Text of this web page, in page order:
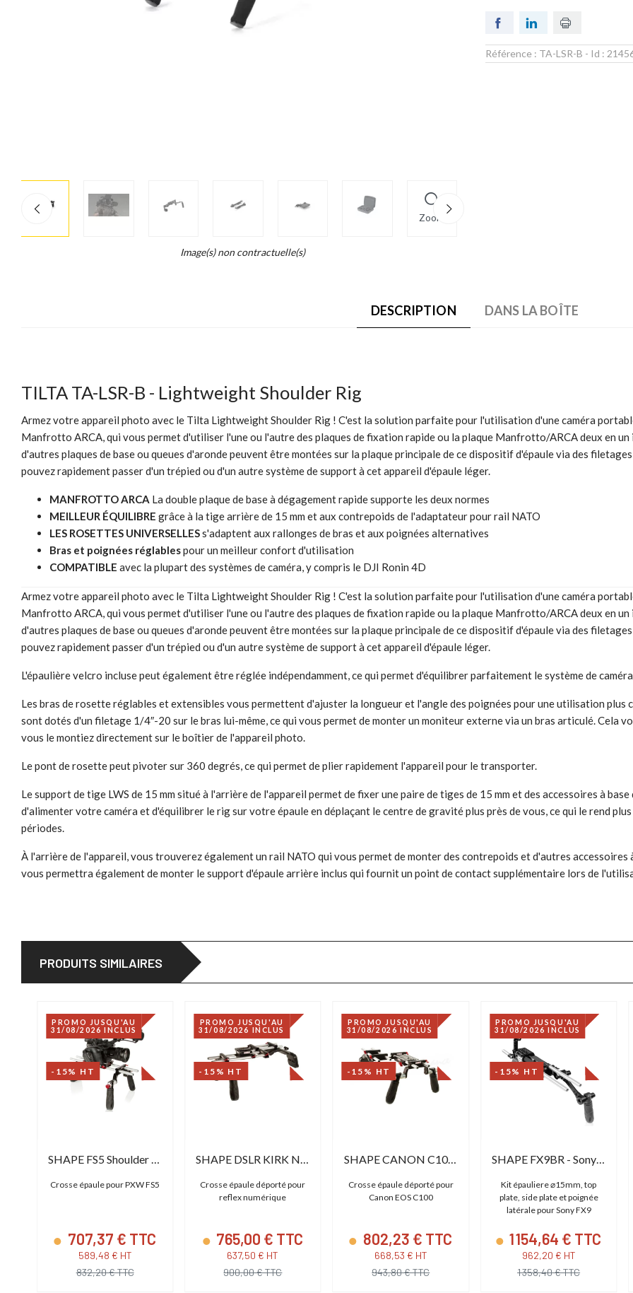
Zoom
More
info
Image(s) non contractuelle(s)
Référence : TA-LSR-B - Id :
DESCRIPTION DANS LA BOÎTE
TILTA TA-LSR-B - Lightweight Shoulder Rig
Armez votre appareil photo avec le Tilta Lightweight Shoulder Rig ! C'est la solution parfaite pour l'utilisation d'une caméra
Manfrotto ARCA, qui vous permet d'utiliser l'une ou l'autre des plaques de fixation rapide ou la plaque Manfrotto/ARCA deux en
d'autres plaques de base ou queues d'aronde peuvent être montées sur la plaque principale de ce dispositif d'épaule via des
pouvez rapidement passer d'un trépied ou d'un autre système de support à cet appareil d'épaule léger.
MANFROTTO ARCA La double plaque de base à dégagement rapide supporte les deux normes
MEILLEUR ÉQUILIBRE grâce à la tige arrière de 15 mm et aux contrepoids de l'adaptateur pour rail NATO
LES ROSETTES UNIVERSELLESs'adaptent aux rallonges de bras et aux poignées alternatives
Bras et poignées réglablespour un meilleur confort d'utilisation
COMPATIBLE avec la plupart des systèmes de caméra, y compris le DJI Ronin 4D
Armez votre appareil photo avec le Tilta Lightweight Shoulder Rig ! C'est la solution parfaite pour l'utilisation d'une caméra
Manfrotto ARCA, qui vous permet d'utiliser l'une ou l'autre des plaques de fixation rapide ou la plaque Manfrotto/ARCA deux en
d'autres plaques de base ou queues d'aronde peuvent être montées sur la plaque principale de ce dispositif d'épaule via des
pouvez rapidement passer d'un trépied ou d'un autre système de support à cet appareil d'épaule léger.
L'épaulière velcro incluse peut également être réglée indépendamment, ce qui permet d'équilibrer parfaitement le système de
Les bras de rosette réglables et extensibles vous permettent d'ajuster la longueur et l'angle des poignées pour une utilisation
sont dotés d'un filetage 1/4″-20 sur le bras lui-même, ce qui vous permet de monter un moniteur externe via un bras articulé. Cela
vous le montiez directement sur le boîtier de l'appareil photo.
Le pont de rosette peut pivoter sur 360 degrés, ce qui permet de plier rapidement l'appareil pour le transporter.
Le support de tige LWS de 15 mm situé à l'arrière de l'appareil permet de fixer une paire de tiges de 15 mm et des accessoires à
d'alimenter votre caméra et d'équilibrer le rig sur votre épaule en déplaçant le centre de gravité plus près de vous, ce qui le rend
périodes.
À l'arrière de l'appareil, vous trouverez également un rail NATO qui vous permet de monter des contrepoids et d'autres
vous permettra également de monter le support d'épaule arrière inclus qui fournit un point de contact supplémentaire lors de
PRODUITS SIMILAIRES
PROMO JUSQU'AU
31/08/2026 INCLUS
-15% HT
SHAPE FS5 Shoulder Mount
Crosse épaule pour PXW FS5
707,37 € TTC
589,48 € HT
832,20 € TTC
PROMO JUSQU'AU
31/08/2026 INCLUS
-15% HT
SHAPE DSLR KIRK NEFF OFF-SET RIG
Crosse épaule déporté pour
reflex numérique
765,00 € TTC
637,50 € HT
900,00 € TTC
PROMO JUSQU'AU
31/08/2026 INCLUS
-15% HT
SHAPE CANON C100 C300 C500 OFFSET RIG
Crosse épaule déporté pour
Canon EOS C100
802,23 € TTC
668,53 € HT
943,80 € TTC
PROMO JUSQU'AU
31/08/2026 INCLUS
-15% HT
SHAPE FX9BR - Sony FX9 Camera Cage Baseplate with Handle
Kit épauliere ⌀15mm, top
plate, side plate et poignée
latérale pour Sony FX9
1 154,64 € TTC
962,20 € HT
1 358,40 € TTC